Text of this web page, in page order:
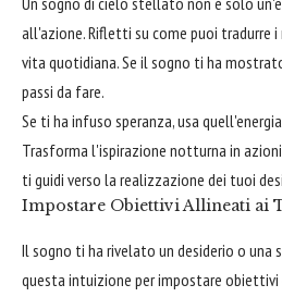
all'azione. Rifletti su come puoi tradurre
vita quotidiana. Se il sogno ti ha
passi da fare.
Se ti ha infuso speranza, usa
Trasforma l'ispirazione notturna in
ti guidi verso la realizzazione dei tuoi
Impostare Obiettivi Allineati ai
Il sogno ti ha rivelato un desiderio o una
questa intuizione per impostare obiettivi